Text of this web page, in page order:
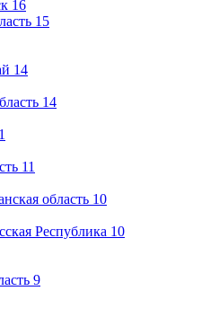
16
15
14
14
1
11
область 10
Республика 10
9